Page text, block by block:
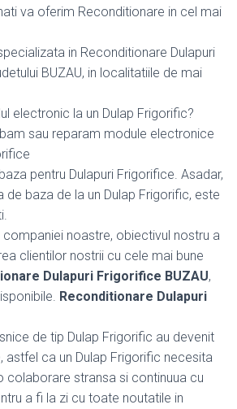
va oferim Reconditionare in cel mai
in Reconditionare Dulapuri
BUZAU, in localitatiile de mai
electronic la un Dulap Frigorific?
sau reparam module electronice
pentru Dulapuri Frigorifice. Asadar,
de baza de la un Dulap Frigorific, este
noastre, obiectivul nostru a
clientilor nostrii cu cele mai bune
Dulapuri Frigorifice BUZAU,
Reconditionare Dulapuri
de tip Dulap Frigorific au devenit
ca un Dulap Frigorific necesita
colaborare stransa si continuua cu
a fi la zi cu toate noutatile in